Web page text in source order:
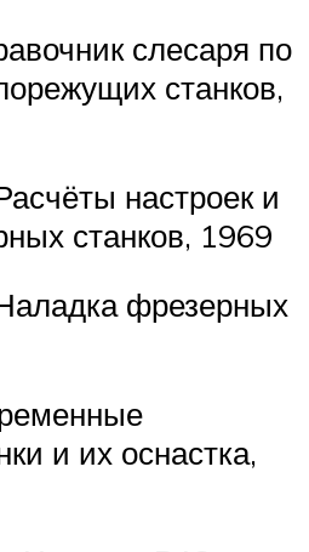
слесаря по
станков,
настроек и
станков, 1969
фрезерных
и их оснастка,